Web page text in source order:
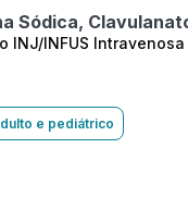
Sódica,
INJ/INFUS
e pediátrico